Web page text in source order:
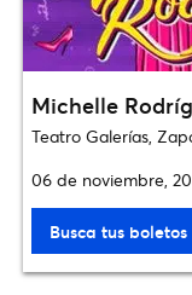
Michelle
Teatro Galerías,
06 de noviembre,
Busca tus boletos